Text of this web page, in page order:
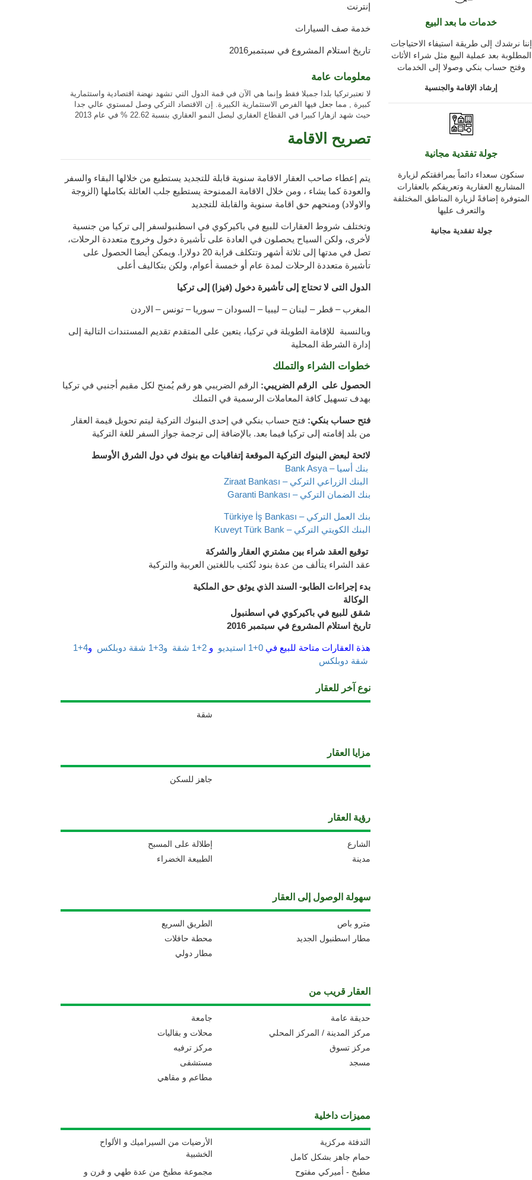
إنترنت
خدمة صف السيارات
2016تاريخ استلام المشروع في سبتمبر
معلومات عامة
لا تعتبرتركيا بلدا جميلا فقط وإنما هي الآن في قمة الدول التي تشهد نهضة اقتصادية واستثمارية
كبيرة , مما جعل فيها الفرص الاستثمارية الكبيرة. إن الاقتصاد التركي وصل لمستوي عالي جدا
حيث شهد ازهارا كبيرا في القطاع العقاري ليصل النمو العقاري بنسبة 22.62 % في عام 2013
تصريح الاقامة
يتم إعطاء صاحب العقار الاقامة سنوية قابلة للتجديد يستطيع من خلالها البقاء والسفر
والعودة كما يشاء ، ومن خلال الاقامة الممنوحة يستطيع جلب العائلة بكاملها (الزوجة
والاولاد) ومنحهم حق اقامة سنوية والقابلة للتجديد
وتختلف شروط العقارات للبيع في باكيركوي في اسطنبولسفر إلى تركيا من جنسية
لأخرى، ولكن السياح يحصلون في العادة على تأشيرة دخول وخروج متعددة الرحلات،
تصل في مدتها إلى ثلاثة أشهر وتتكلف قرابة 20 دولارا. ويمكن أيضا الحصول على
تأشيرة متعددة الرحلات لمدة عام أو خمسة أعوام، ولكن بتكاليف أعلى
الدول التى لا تحتاج إلى تأشيرة دخول (فيزا) إلى تركيا
المغرب – قطر – لبنان – ليبيا – السودان – سوريا – تونس – الاردن
وبالنسبة للإقامة الطويلة في تركيا، يتعين على المتقدم تقديم المستندات التالية إلى
إدارة الشرطة المحلية
خطوات الشراء والتملك
الحصول على الرقم الضريبي: الرقم الضريبي هو رقم يُمنح لكل مقيم أجنبي في تركيا
بهدف تسهيل كافة المعاملات الرسمية في التملك
فتح حساب بنكي: فتح حساب بنكي في إحدى البنوك التركية ليتم تحويل قيمة العقار
من بلد إقامته إلى تركيا فيما بعد. بالإضافة إلى ترجمة جواز السفر للغة التركية
لائحة لبعض البنوك التركية الموقعة إتفاقيات مع بنوك في دول الشرق الأوسط
Garanti Bankası – بنك الضمان التركي
Türkiye İş Bankası – بنك العمل التركي
Kuveyt Türk Bank – البنك الكويتي التركي
توقيع العقد شراء بين مشتري العقار والشركة
عقد الشراء يتألف من عدة بنود تُكتب باللغتين العربية والتركية
بدء إجراءات الطابو- السند الذي يوثق حق الملكية
شقق للبيع في باكيركوي في اسطنبول
تاريخ استلام المشروع في سبتمبر 2016
هذة العقارات متاحة للبيع في 0+1 استيديو و 2+1 شقة و3+1 شقة دوبلكس و
4+1
شقة دوبلكس
نوع آخر للعقار
شقة
مزايا العقار
جاهز للسكن
رؤية العقار
إطلالة على المسبح
الشارع
الطبيعة الخضراء
مدينة
سهولة الوصول إلى العقار
الطريق السريع
مترو باص
محطة حافلات
مطار اسطنبول الجديد
مطار دولي
العقار قريب من
جامعة
حديقة عامة
محلات و بقاليات
مركز المدينة / المركز المحلي
مركز ترفيه
مركز تسوق
مستشفى
مسجد
مطاعم و مقاهي
مميزات داخلية
الأرضيات من السيراميك و الألواح
الخشبية
التدفئة مركزية
حمام جاهز بشكل كامل
مجموعة مطبخ من عدة طهي و فرن و
مطبخ - أميركي مفتوح
خدمات ما بعد البيع
إننا نرشدك إلى طريقة استيفاء الاحتياجات
المطلوبة بعد عملية البيع مثل شراء الأثاث
وفتح حساب بنكي وصولا إلى الخدمات
إرشاد الإقامة والجنسية
جولة تفقدية مجانية
سنكون سعداء دائماً بمرافقتكم لزيارة
المشاريع العقارية وتعريفكم بالعقارات
المتوفرة إضافةً لزيارة المناطق المختلفة
والتعرف عليها
جولة تفقدية مجانية